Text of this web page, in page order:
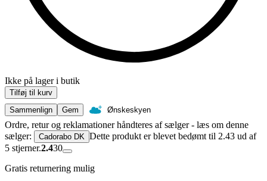
Ikke på lager i butik
Tilføj til kurv
Sammenlign
Gem Ønskeskyen
Ordre, retur og reklamationer håndteres af sælger - læs om denne
sælger:
Cadorabo DK Dette produkt er blevet bedømt til 2.43 ud af
5 stjerner.2.430
Gratis returnering mulig